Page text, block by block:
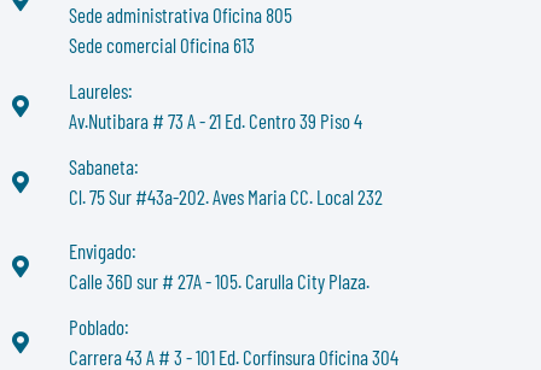
Sede administrativa Oficina 805
Sede comercial Oficina 613
Laureles:
Av.Nutibara # 73 A - 21 Ed. Centro 39 Piso 4
Sabaneta:
Cl. 75 Sur #43a-202. Aves Maria CC. Local 232
Envigado:
Calle 36D sur # 27A - 105. Carulla City Plaza.
Poblado:
Carrera 43 A # 3 - 101 Ed. Corfinsura Oficina 304